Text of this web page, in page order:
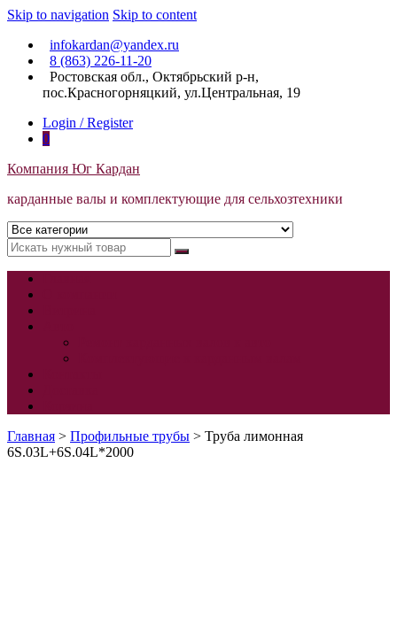
Skip to navigation Skip to content
infokardan@yandex.ru
8 (863) 226-11-20
Ростовская обл., Октябрьский р-н,
пос.Красногорняцкий, ул.Центральная, 19
Login / Register
0
Компания Юг Кардан
карданные валы и комплектующие для сельхозтехники
Главная > Профильные трубы > Труба лимонная
6S.03L+6S.04L*2000